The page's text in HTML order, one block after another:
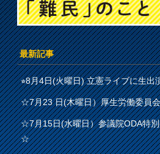
最新記事
⭐︎8月4日(火曜日) 立憲ライブに生出
☆7月23 日(木曜日）厚生労働委員
☆7月15日(水曜日）参議院ODA特
☆